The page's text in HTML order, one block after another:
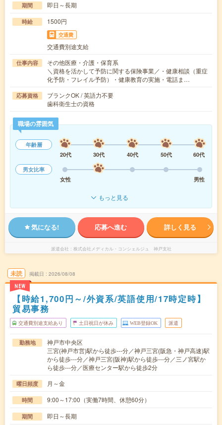
期間 即日～長期
時給 1500円
交通費
交通費別途支給
仕事内容
その他医療・介護・保育系
＼資格を活かして予防に関する保険事業／・健康相談（重症
化予防・フレイル予防）・健康教育の実施・電話ま…
応募資格
ブランクOK / 英語力不要
歯科衛生士の資格
職場の雰囲気
年齢層
20代
30代 40代 50代
60代
男女比率
女性
男性
もっと見る
気になる! 応募へ進む 詳しく見る
派遣会社 株式会社メディカル・コンシェルジュ 神戸支社
未読
NEW
掲載日 2026/08/08
【時給1,700円～/外資系/英語使用/17時定時】
貿易事務
交通費別途支給あり 土日祝日が休み WEB登録OK 派遣
勤務地
神戸市中央区
三宮(神戸市営)駅から徒歩---分／神戸三宮(阪急・神戸高速)駅
から徒歩---分／神戸三宮(阪神)駅から徒歩---分／三ノ宮駅か
ら徒歩---分／医療センター駅から徒歩2分
曜日頻度 月～金
時間 9:00～17:00（実働7時間、休憩60分）
期間 即日～長期